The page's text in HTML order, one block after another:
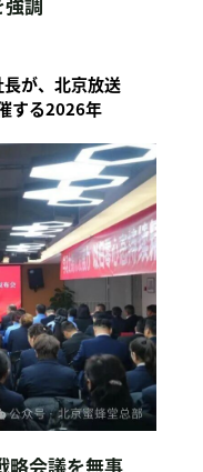
が、北京放送
する2026年
は、真の…
略会議を無事